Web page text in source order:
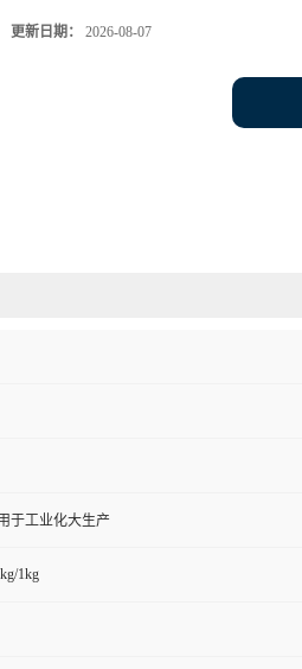
更新日期： 2026-08-07
于工业化大生产
1kg